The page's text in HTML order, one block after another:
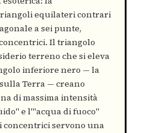
equilateri contrari
a sei punte,
Il triangolo
terreno che si eleva
inferiore nero — la
Terra — creano
di massima intensità
e l'"acqua di fuoco"
servono una